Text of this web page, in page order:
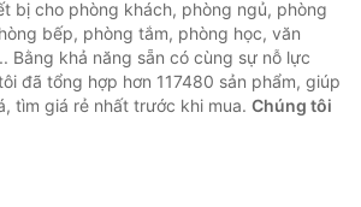
bị cho phòng khách, phòng ngủ, phòng
bếp, phòng tắm, phòng học, văn
Bằng khả năng sẵn có cùng sự nỗ lực
đã tổng hợp hơn 117480 sản phẩm, giúp
tìm giá rẻ nhất trước khi mua. Chúng tôi